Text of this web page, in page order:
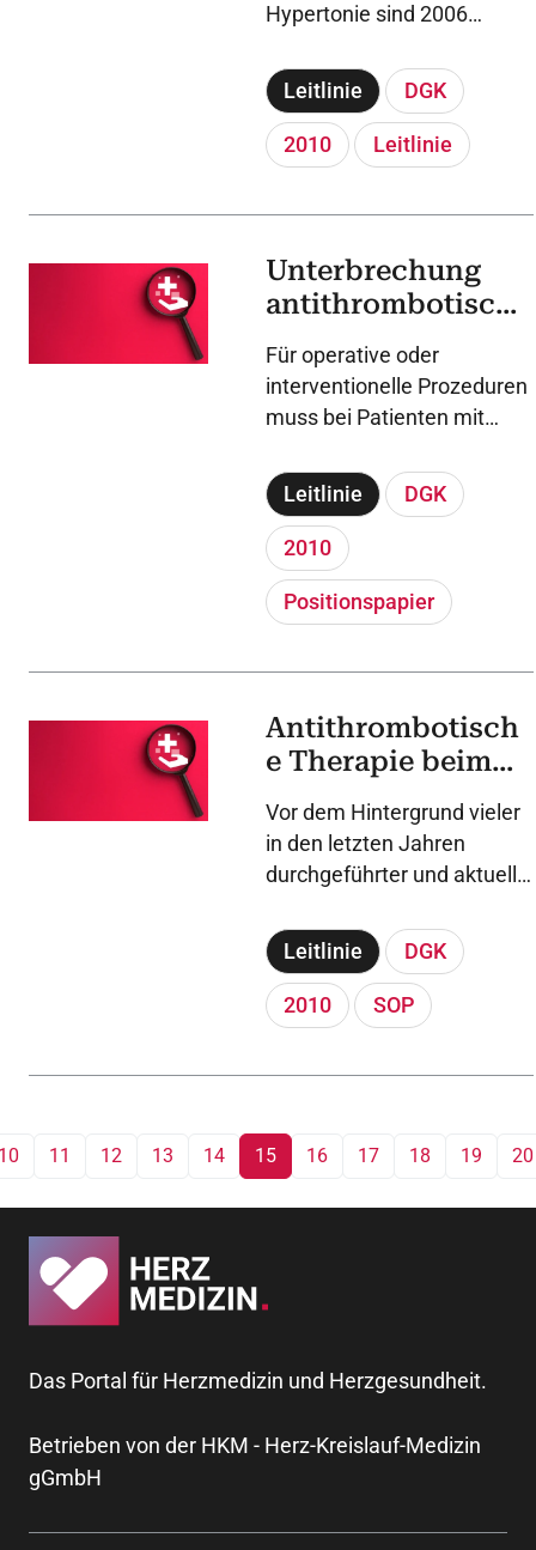
Leitlinie DGK
2010 Leitlinie
Hypertonie sind 2006
Leitlinie DGK
2010
Positionspapier
Unterbrechung
antithrombotische
r Behandlung
(Bridging) bei
kardialen
Für operative oder
interventionelle Prozeduren
muss bei Patienten mit
antithrombotischer
Therapie (Antikoagulation
oder
Plättchenfunktionshemmer)
das periprozedurale
unter Berücksichtigung des
Risikos und der Blu-
tungsgefahr geplant
Leitlinie DGK
2010 SOP
Antithrombotisch
e Therapie beim
ST-
Streckenhebungsi
nfarkt
Vor dem Hintergrund vieler
in den letzten Jahren
durchgeführter und aktuell
Thematik der
Antiaggregation und
Antikoagulation sowie einer
breiten Auswahl an zur
Teilbereich der STEMI-
Behandlung besonderes
11 12 13 14 15 16 17 18 19 20
Das Portal für Herzmedizin und Herzgesundheit.
Betrieben von der HKM - Herz-Kreislauf-Medizin
gGmbH